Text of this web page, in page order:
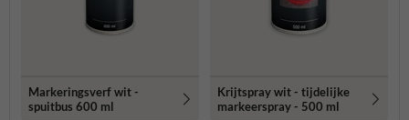
Markeringsverf wit -
spuitbus 600 ml
Krijtspray wit - tijdelijke
markeerspray - 500 ml